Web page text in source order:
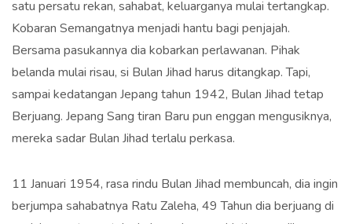
satu persatu rekan, sahabat, keluarganya mulai tertangkap.
Kobaran Semangatnya menjadi hantu bagi penjajah.
Bersama pasukannya dia kobarkan perlawanan. Pihak
belanda mulai risau, si Bulan Jihad harus ditangkap. Tapi,
sampai kedatangan Jepang tahun 1942, Bulan Jihad tetap
Berjuang. Jepang Sang tiran Baru pun enggan mengusiknya,
mereka sadar Bulan Jihad terlalu perkasa.
11 Januari 1954, rasa rindu Bulan Jihad membuncah, dia ingin
berjumpa sahabatnya Ratu Zaleha, 49 Tahun dia berjuang di